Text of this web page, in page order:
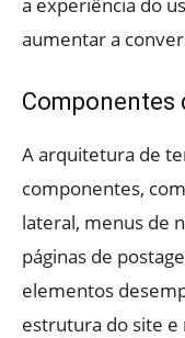
aumentar a
Componentes
A arquitetura de
componentes,
lateral, menus de
páginas de
elementos
estrutura do site e